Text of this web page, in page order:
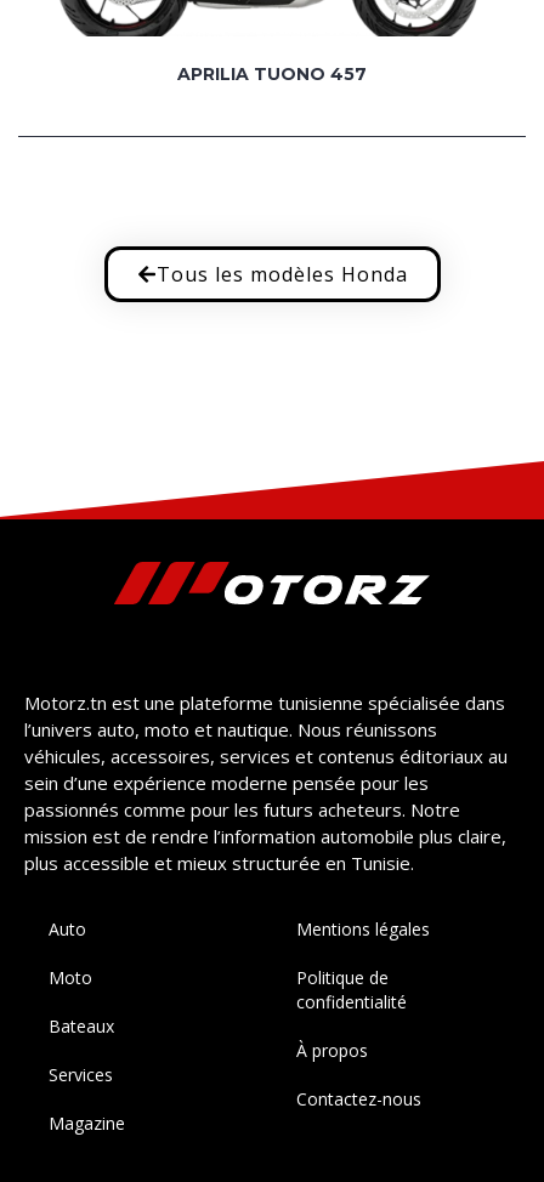
APRILIA TUONO 457
Tous les modèles Honda
Motorz.tn est une plateforme tunisienne spécialisée dans
l’univers auto, moto et nautique. Nous réunissons
véhicules, accessoires, services et contenus éditoriaux au
sein d’une expérience moderne pensée pour les
passionnés comme pour les futurs acheteurs. Notre
mission est de rendre l’information automobile plus claire,
plus accessible et mieux structurée en Tunisie.
Auto
Moto
Bateaux
Services
Magazine
Mentions légales
Politique de
confidentialité
À propos
Contactez-nous